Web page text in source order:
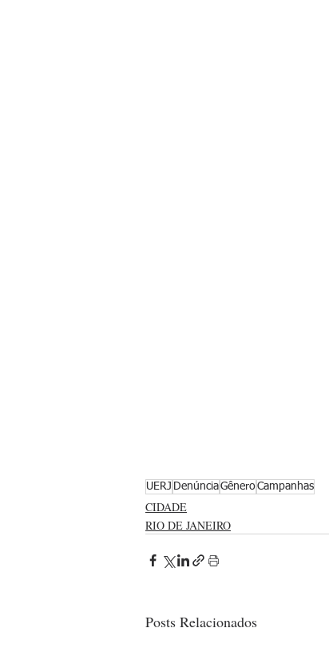
UERJ DenúnciaGêneroCampanhas
CIDADE
RIO DE JANEIRO
Posts Relacionados